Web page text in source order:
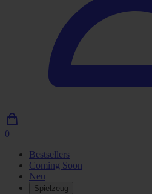
0
Einkaufswagen
Bestsellers
Coming Soon
Neu
Spielzeug